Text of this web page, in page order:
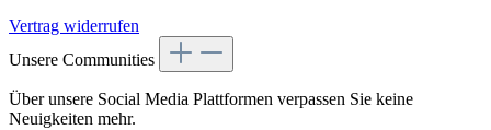
Vertrag widerrufen
Unsere Communities
Über unsere Social Media Plattformen verpassen Sie keine
Neuigkeiten mehr.